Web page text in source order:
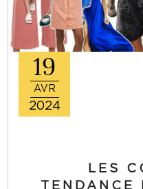
19
AVR
2024
LES